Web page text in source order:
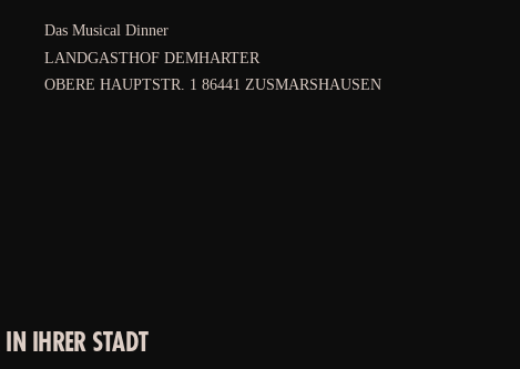
Das Musical Dinner
LANDGASTHOF DEMHARTER
OBERE HAUPTSTR. 1 86441 ZUSMARSHAUSEN
IHRER STADT